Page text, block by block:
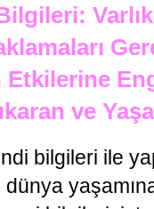
ve
bilgileri ile
dünya